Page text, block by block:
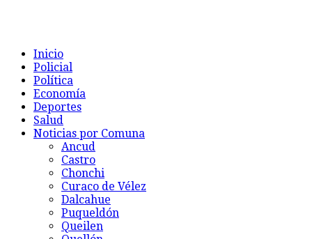
Inicio
Policial
Política
Economía
Deportes
Salud
Noticias por Comuna
Ancud
Castro
Chonchi
Curaco de Vélez
Dalcahue
Puqueldón
Queilen